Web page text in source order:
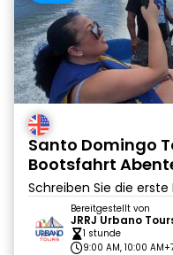
Santo Domingo
Bootsfahrt
Schreiben Sie die
Bereitgestellt von
JRRJ Urbano
1 stunde
9:00 AM, 10:00 AM